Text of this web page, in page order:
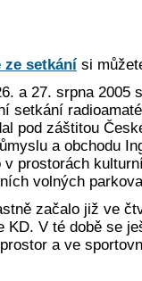
ze setkání si
a 27. srpna
setkání
pod záštitou
a obchodu
v prostorách
volných
začalo již ve
KD. V té době se
a ve